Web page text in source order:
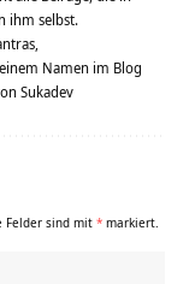
ihm selbst.
Namen im Blog
Sukadev
Felder sind mit * markiert.